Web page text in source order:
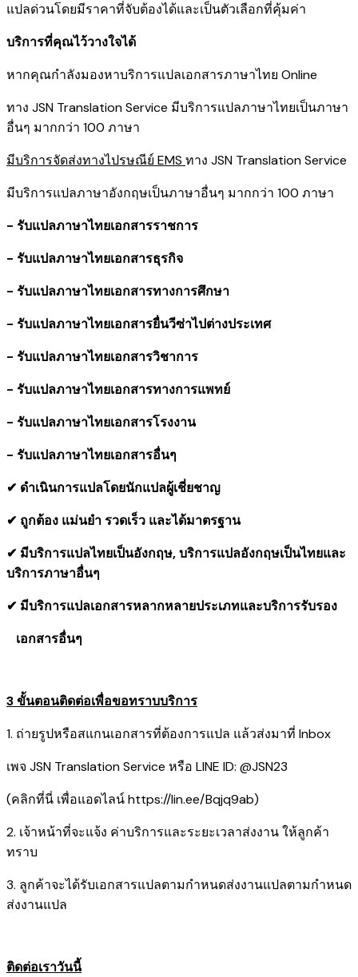
แปลด่วนโดยมีราคาที่จับต้องได้และเป็นตัวเลือกที่คุ้มค่า
บริการที่คุณไว้วางใจได้
หากคุณกำลังมองหาบริการแปลเอกสารภาษาไทย Online
ทาง JSN Translation Service มีบริการแปลภาษาไทยเป็นภาษา
อื่นๆ มากกว่า 100 ภาษา
มีบริการจัดส่งทางไปรษณีย์ EMS ทาง JSN Translation Service
มีบริการแปลภาษาอังกฤษเป็นภาษาอื่นๆ มากกว่า 100 ภาษา
- รับแปลภาษาไทยเอกสารราชการ
- รับแปลภาษาไทยเอกสารธุรกิจ
- รับแปลภาษาไทยเอกสารทางการศึกษา
- รับแปลภาษาไทยเอกสารยื่นวีซ่าไปต่างประเทศ
- รับแปลภาษาไทยเอกสารวิชาการ
- รับแปลภาษาไทยเอกสารทางการแพทย์
- รับแปลภาษาไทยเอกสารโรงงาน
- รับแปลภาษาไทยเอกสารอื่นๆ
✔ ดำเนินการแปลโดยนักแปลผู้เชี่ยชาญ
✔ ถูกต้อง แม่นยำ รวดเร็ว และได้มาตรฐาน
✔ มีบริการแปลไทยเป็นอังกฤษ, บริการแปลอังกฤษเป็นไทยและ
บริการภาษาอื่นๆ
✔ มีบริการแปลเอกสารหลากหลายประเภทและบริการรับรอง
​ เอกสารอื่นๆ
3 ขั้นตอนติดต่อเพื่อขอทราบบริการ
1. ถ่ายรูปหรือสแกนเอกสารที่ต้องการแปล แล้วส่งมาที่ Inbox
เพจ JSN Translation Service หรือ LINE ID: @JSN23
(คลิกที่นี่ เพื่อแอดไลน์https://lin.ee/Bqjq9ab)
2. เจ้าหน้าที่จะแจ้ง ค่าบริการและระยะเวลาส่งงาน ให้ลูกค้า
ทราบ
3. ลูกค้าจะได้รับเอกสารแปลตามกำหนดส่งงานแปลตามกำหนด
ส่งงานแปล
ติดต่อเราวันนี้